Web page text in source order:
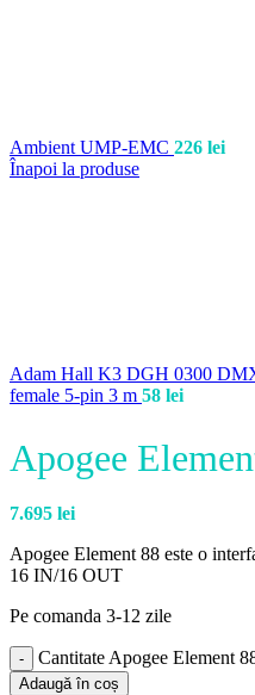
Ambient UMP-EMC 226 lei
Înapoi la produse
Adam Hall K3 DGH 0300
female 5-pin 3 m 58 lei
Apogee
7.695 lei
Apogee Element 88 este o
16 IN/16 OUT
Pe comanda 3-12 zile
Cantitate Apogee Element
Adaugă în coș